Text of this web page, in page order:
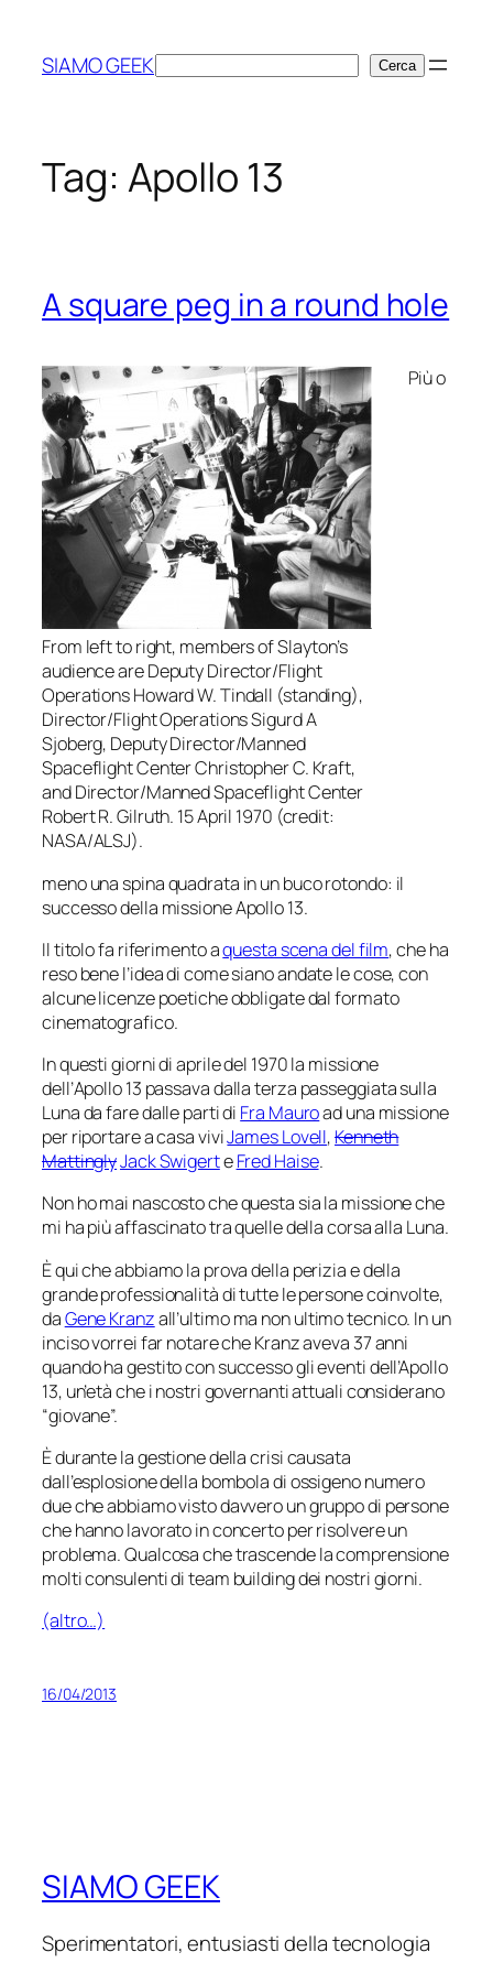
contenuto
SIAMO GEEKCerca Cerca
Tag: Apollo 13
A square peg in a round hole
From left to right, members of Slayton’s
audience are Deputy Director/Flight
Operations Howard W. Tindall (standing),
Director/Flight Operations Sigurd A
Sjoberg, Deputy Director/Manned
Spaceflight Center Christopher C. Kraft,
and Director/Manned Spaceflight Center
Robert R. Gilruth. 15 April 1970 (credit:
NASA/ALSJ).
Più o
meno una spina quadrata in un buco rotondo: il
successo della missioneApollo 13.
Il titolo fa riferimento aquesta scena del film, che ha
reso bene l’idea di come siano andate le cose, con
alcune licenze poetiche obbligate dal formato
cinematografico.
In questi giorni di aprile del 1970 la missione
dell’Apollo 13 passava dalla terza passeggiata sulla
Luna da fare dalle parti di Fra Mauroad una missione
per riportare a casa viviJames Lovell,Kenneth
MattinglyJack SwigerteFred Haise.
Non ho mai nascosto che questa sia la missione che
mi ha più affascinato tra quelle della corsa alla Luna.
È qui che abbiamo la prova della perizia e della
grande professionalità di tutte le persone coinvolte,
daGene Kranzall’ultimo ma non ultimo tecnico. In un
inciso vorrei far notare che Kranz aveva 37 anni
quando ha gestito con successo gli eventi dell’Apollo
13, un’età che i nostri governanti attuali considerano
“giovane”.
È durante la gestione della crisi causata
dall’esplosione della bombola di ossigeno numero
due che abbiamo visto davvero un gruppo di persone
che hanno lavorato in concerto per risolvere un
problema. Qualcosa che trascende la comprensione
molti consulenti diteam buildingdei nostri giorni.
(altro…)
16/04/2013
SIAMO GEEK
Sperimentatori, entusiasti della tecnologia